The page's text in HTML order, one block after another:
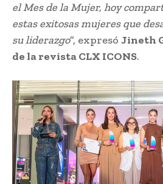
el Mes de la Mujer, hoy
estas exitosas mujeres que
su liderazgo”, expresó Jineth
de la revista CLX ICONS.